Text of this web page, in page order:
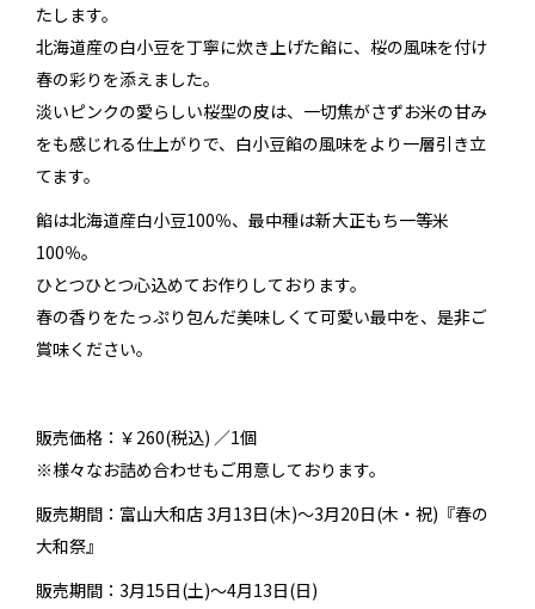
たします。
北海道産の白小豆を丁寧に炊き上げた餡に、桜の風味を付け
春の彩りを添えました。
淡いピンクの愛らしい桜型の皮は、一切焦がさずお米の甘み
をも感じれる仕上がりで、白小豆餡の風味をより一層引き立
てます。
餡は北海道産白小豆100％、最中種は新大正もち一等米
100％。
ひとつひとつ心込めてお作りしております。
春の香りをたっぷり包んだ美味しくて可愛い最中を、是非ご
賞味ください。
販売価格：￥260(税込) ／1個
※様々なお詰め合わせもご用意しております。
販売期間：富山大和店 3月13日(木)～3月20日(木・祝)『春の
大和祭』
販売期間：3月15日(土)～4月13日(日)